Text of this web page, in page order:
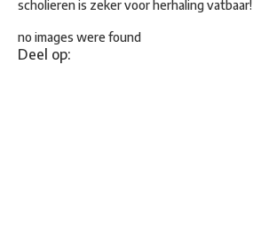
scholieren is zeker voor herhaling vatbaar!
no images were found
Deel op: